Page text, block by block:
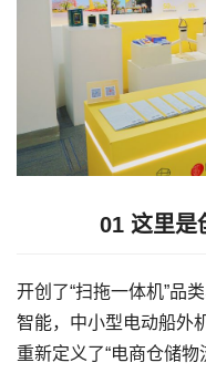
01 这里是
开创了“扫拖一体机”品
智能，中小型电动船外
重新定义了“电商仓储